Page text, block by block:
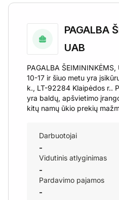
PAGALBA
UAB
PAGALBA
10-17 ir šiuo metu yra
k., LT-92284 Klaipėdos r..
yra baldų, apšvietimo
kitų namų ūkio prekių
Darbuotojai
-
Vidutinis atlyginimas
-
Pardavimo pajamos
-